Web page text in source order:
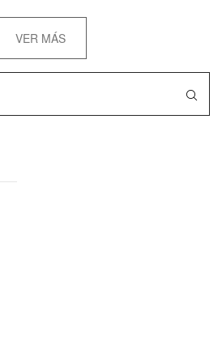
VER MÁS